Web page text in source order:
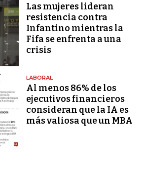
Las mujeres lideran
resistencia contra
Infantino mientras la
Fifa se enfrenta a una
crisis
LABORAL
Al menos 86% de los
ejecutivos financieros
consideran que la IA es
más valiosa que un MBA